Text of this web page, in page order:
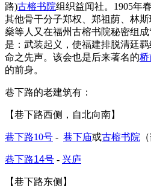
路)古榕书院组织益闻社。1905年
其他骨干分子郑权、郑祖荫、林
燊等人又在福州古榕书院秘密组
是：武装起义，使福建排脱清廷
命之先声。该会也是后来著名的桥
的前身。
巷下路的老建筑有：
【巷下路西侧，自北向南】
巷下路10号 - 巷下庙或古榕书院
巷下路14号 - 兴庐
【巷下路东侧】